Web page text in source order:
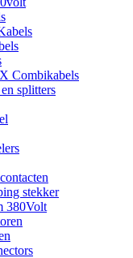
Combikabels
splitters
stekker
380Volt